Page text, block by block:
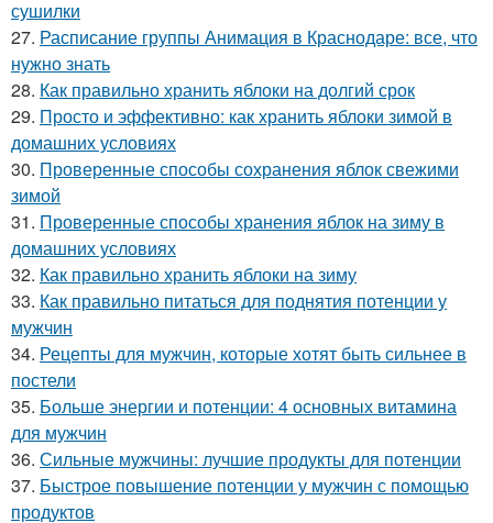
сушилки
27. Расписание группы Анимация в Краснодаре: все, что
нужно знать
28. Как правильно хранить яблоки на долгий срок
29. Просто и эффективно: как хранить яблоки зимой в
домашних условиях
30. Проверенные способы сохранения яблок свежими
зимой
31. Проверенные способы хранения яблок на зиму в
домашних условиях
32. Как правильно хранить яблоки на зиму
33. Как правильно питаться для поднятия потенции у
мужчин
34. Рецепты для мужчин, которые хотят быть сильнее в
постели
35. Больше энергии и потенции: 4 основных витамина
для мужчин
36. Сильные мужчины: лучшие продукты для потенции
37. Быстрое повышение потенции у мужчин с помощью
продуктов